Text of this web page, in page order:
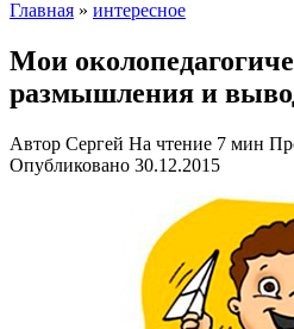
Главная » интересное
Мои
размышления и
Автор Сергей На чтение 7 мин
Опубликовано 30.12.2015